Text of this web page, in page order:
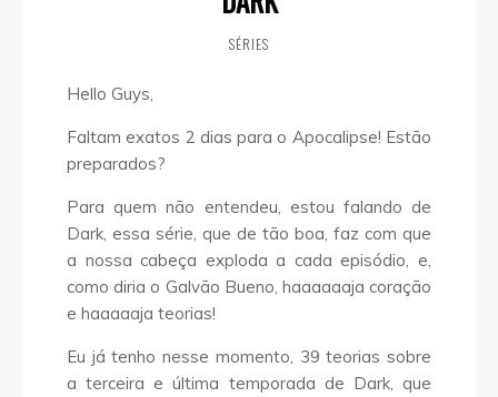
SÉRIES
Hello Guys,
Faltam exatos 2 dias para o Apocalipse! Estão
preparados?
Para quem não entendeu, estou falando de
Dark, essa série, que de tão boa, faz com que
a nossa cabeça exploda a cada episódio, e,
como diria o Galvão Bueno, haaaaaaja coração
e haaaaaja teorias!
Eu já tenho nesse momento, 39 teorias sobre
a terceira e última temporada de Dark, que